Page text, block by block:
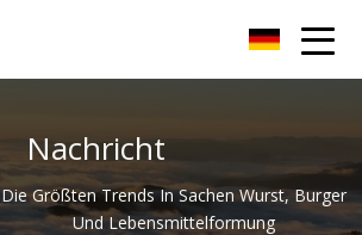
Nachricht
Die Größten Trends In Sachen Wurst, Burger
Und Lebensmittelformung